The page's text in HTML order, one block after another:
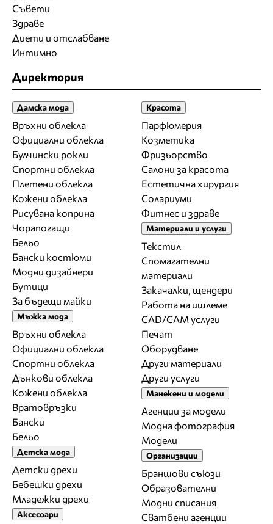
Съвети
Здраве
Диети и отслабване
Интимно
Директория
Дамска мода
Връхни облекла
Официални облекла
Булчински рокли
Спортни облекла
Плетени облекла
Кожени облекла
Рисувана коприна
Чорапогащи
Бельо
Бански костюми
Модни дизайнери
Бутици
За бъдещи майки
Мъжка мода
Връхни облекла
Официални облекла
Спортни облекла
Дънкови облекла
Кожени облекла
Вратовръзки
Бански
Бельо
Детска мода
Детски дрехи
Бебешки дрехи
Младежки дрехи
Аксесоари
Красота
Парфюмерия
Козметика
Фризьорство
Салони за красота
Естетична хирургия
Солариуми
Фитнес и здраве
Материали и услуги
Текстил
Спомагателни
материали
Закачалки, щендери
Работа на ишлеме
CAD/CAM услуги
Печат
Оборудване
Други материали
Други услуги
Манекени и модели
Агенции за модели
Модна фотография
Модели
Организации
Браншови съюзи
Образователни
Модни списания
Сватбени агенции